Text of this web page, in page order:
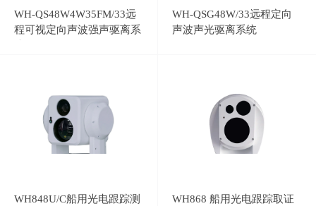
WH-QS48W4W35FM/33远
程可视定向声波强声驱离系
WH-QSG48W/33远程定向
声波声光驱离系统
WH848U/C船用光电跟踪测
WH868 船用光电跟踪取证